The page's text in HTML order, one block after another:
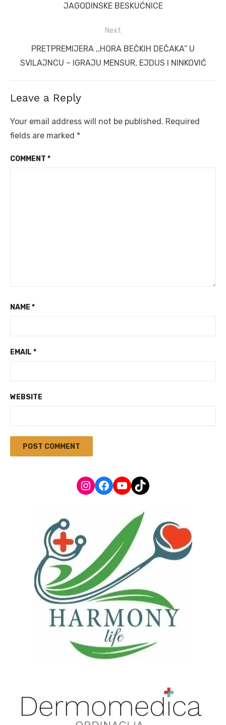
JAGODINSKE BESKUĆNICE
Next
Next
post:
PRETPREMIJERA ,,HORA BEČKIH DEČAKA” U
SVILAJNCU – IGRAJU MENSUR, EJDUS I NINKOVIĆ
Leave a Reply
Your email address will not be published. Required
fields are marked *
COMMENT *
NAME *
EMAIL *
WEBSITE
Instagram
Facebook
YouTube
TikTok